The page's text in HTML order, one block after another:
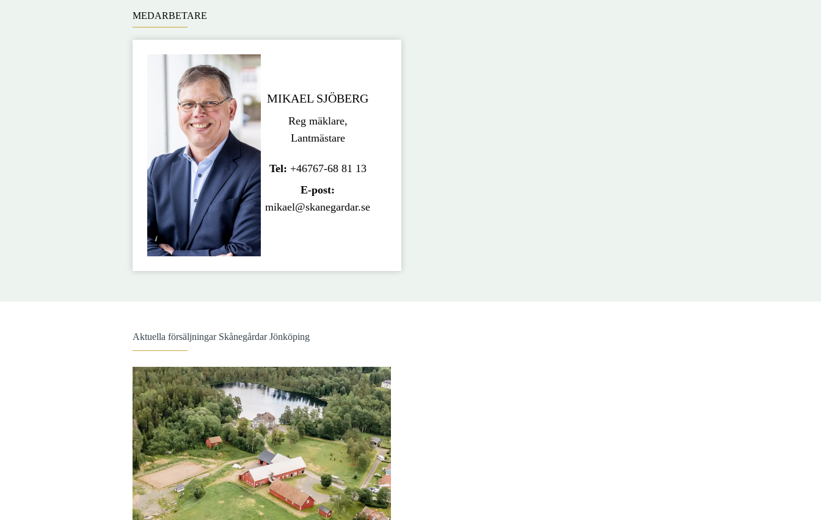
MEDARBETARE
MIKAEL SJÖBERG
Reg mäklare,
Lantmästare
Tel: +46767-68 81 13
E-post:
mikael@skanegardar.se
Aktuella försäljningar Skånegårdar Jönköping